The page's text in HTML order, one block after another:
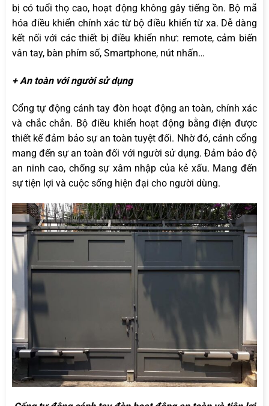
bị có tuổi thọ cao, hoạt động không gây tiếng ồn. Bộ mã
hóa điều khiển chính xác từ bộ điều khiển từ xa. Dễ dàng
kết nối với các thiết bị điều khiển như: remote, cảm biến
vân tay, bàn phím số, Smartphone, nút nhấn…
+ An toàn với người sử dụng
Cổng tự động cánh tay đòn hoạt động an toàn, chính xác
và chắc chắn. Bộ điều khiển hoạt động bằng điện được
thiết kế đảm bảo sự an toàn tuyệt đối. Nhờ đó, cánh cổng
mang đến sự an toàn đối với người sử dụng. Đảm bảo độ
an ninh cao, chống sự xâm nhập của kẻ xấu. Mang đến
sự tiện lợi và cuộc sống hiện đại cho người dùng.